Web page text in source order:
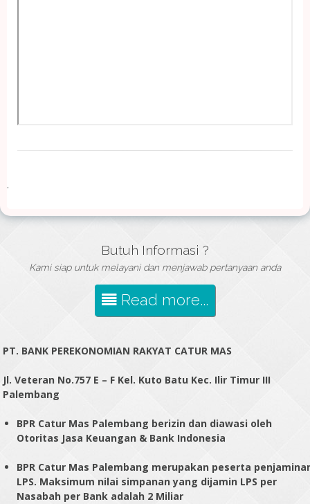
.
Butuh Informasi ?
Kami siap untuk melayani dan menjawab pertanyaan anda
Read more...
PT. BANK PEREKONOMIAN RAKYAT CATUR MAS
Jl. Veteran No.757 E – F Kel. Kuto Batu Kec. Ilir Timur III
Palembang
BPR Catur Mas Palembang berizin dan diawasi oleh
Otoritas Jasa Keuangan & Bank Indonesia
BPR Catur Mas Palembang merupakan peserta
LPS. Maksimum nilai simpanan yang dijamin LPS per
Nasabah per Bank adalah 2 Miliar